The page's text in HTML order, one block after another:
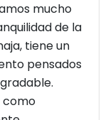
mucho
de la
tiene un
pensados
como